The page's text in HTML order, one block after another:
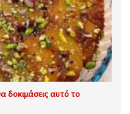
δοκιμάσεις αυτό το